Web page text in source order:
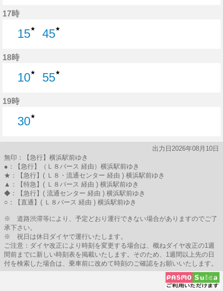
17時
15★
45★
18時
10★
55★
19時
30★
出力日2026年08月10日
無印：【急行】横浜駅前ゆき
●：【急行】（Ｌ８バース 経由）横浜駅前ゆき
★：【急行】( Ｌ８・流通センター 経由 ) 横浜駅前ゆき
▲：【特急】( Ｌ８バース 経由 ) 横浜駅前ゆき
◆：【急行】( 流通センター 経由 ) 横浜駅前ゆき
○：【直通】( Ｌ８バース 経由 ) 横浜駅前ゆき
※ 道路渋滞等により、予定どおり運行できない場合がありますのでご了
承下さい。
※ 祝日は休日ダイヤで運行いたします。
ご注意：ダイヤ改正により時刻を変更する場合は、概ねダイヤ改正の1週
間前までに新しい時刻表を掲載いたします。そのため、1週間以上先の日
付を検索した場合は、乗車前に改めて時刻のご確認をお願いいたします。